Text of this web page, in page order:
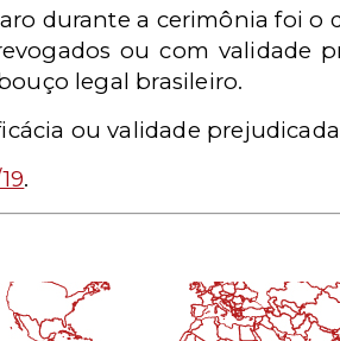
durante a cerimônia foi o
ou com validade
legal brasileiro.
ou validade
.